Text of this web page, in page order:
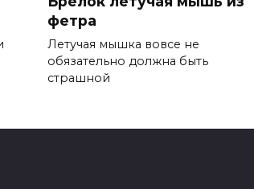
фетра
Летучая мышка вовсе не
обязательно должна быть
страшной